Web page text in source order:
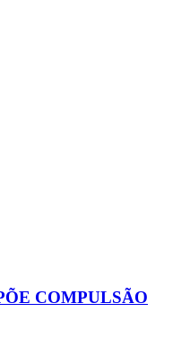
COMPULSÃO